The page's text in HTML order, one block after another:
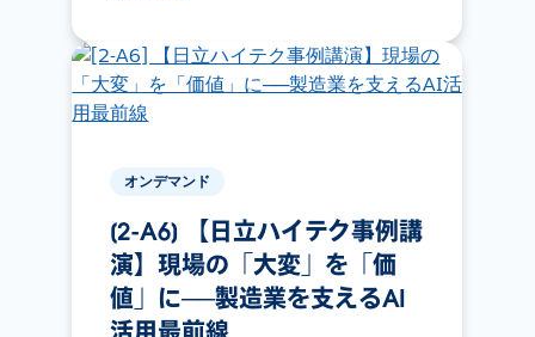
オンデマンド
[2-A6] 【日立ハイテク事例講
演】現場の「大変」を「価
値」に──製造業を支えるAI